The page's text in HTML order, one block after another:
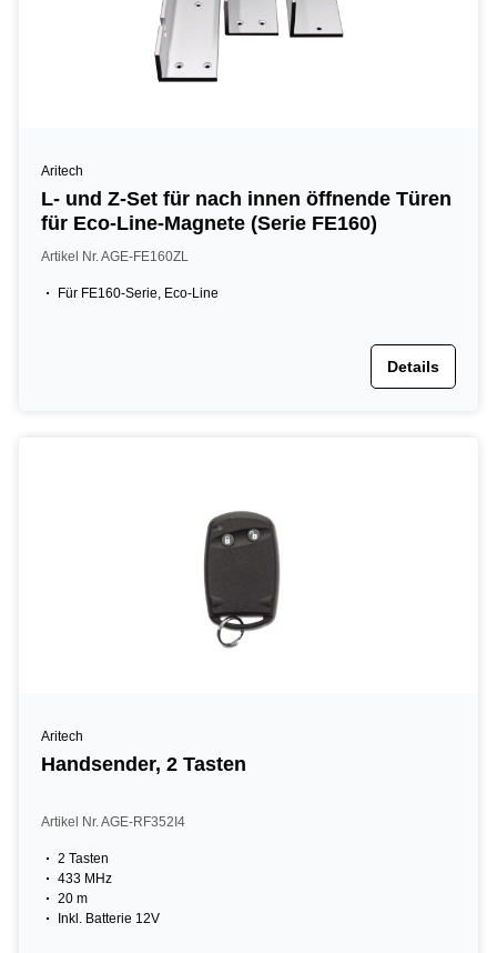
Aritech
L- und Z-Set für nach innen öffnende Türen
für Eco-Line-Magnete (Serie FE160)
Artikel Nr. AGE-FE160ZL
Für FE160-Serie, Eco-Line
Details
Aritech
Handsender, 2 Tasten
Artikel Nr. AGE-RF352I4
2 Tasten
433 MHz
20 m
Inkl. Batterie 12V